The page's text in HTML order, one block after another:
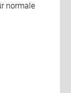
normale